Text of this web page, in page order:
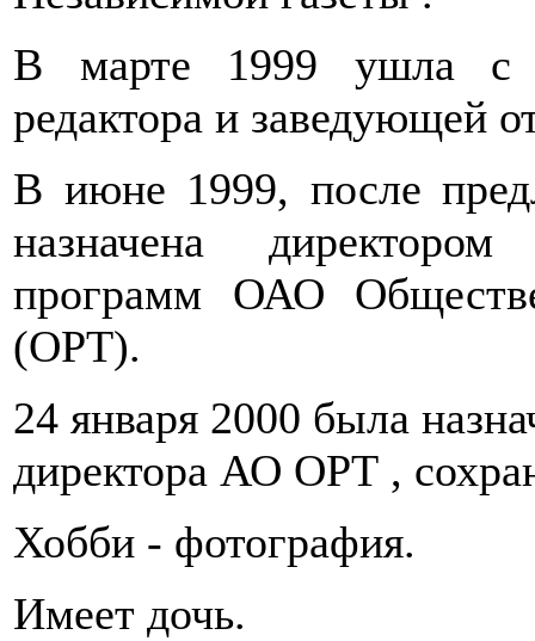
В марте 1999 ушла с
редактора и заведующей
В июне 1999, после
назначена
программ ОАО
(ОРТ).
24 января 2000 была
директора АО ОРТ ,
Хобби - фотография.
Имеет дочь.